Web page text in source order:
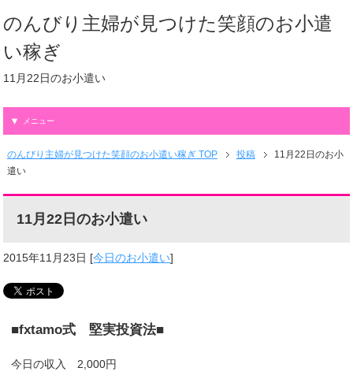
のんびり主婦が見つけた笑顔のお小遣
い稼ぎ
11月22日のお小遣い
メニュー
のんびり主婦が見つけた笑顔のお小遣い稼ぎ TOP 投稿
11月22日のお小
遣い
11月22日のお小遣い
2015年11月23日 [今日のお小遣い]
■fxtamo式 堅実投資法■
今日の収入 2,000円